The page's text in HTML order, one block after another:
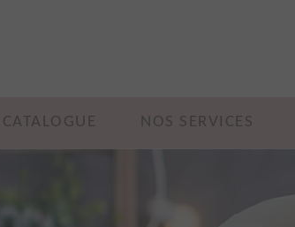
NOS SERVICES